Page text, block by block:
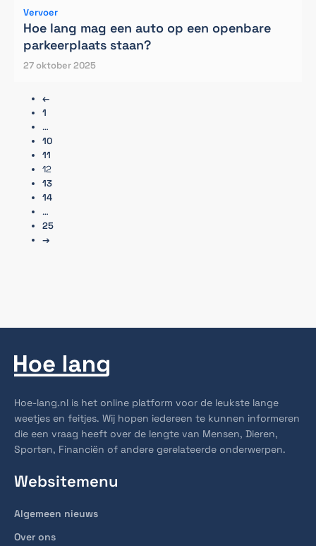
Vervoer
Hoe lang mag een auto op een openbare
parkeerplaats staan?
27 oktober 2025
←
1
…
10
11
12
13
14
…
25
→
Hoe-lang.nl is het online platform voor de leukste lange
weetjes en feitjes. Wij hopen iedereen te kunnen informeren
die een vraag heeft over de lengte van Mensen, Dieren,
Sporten, Financiën of andere gerelateerde onderwerpen.
Websitemenu
Algemeen nieuws
Over ons